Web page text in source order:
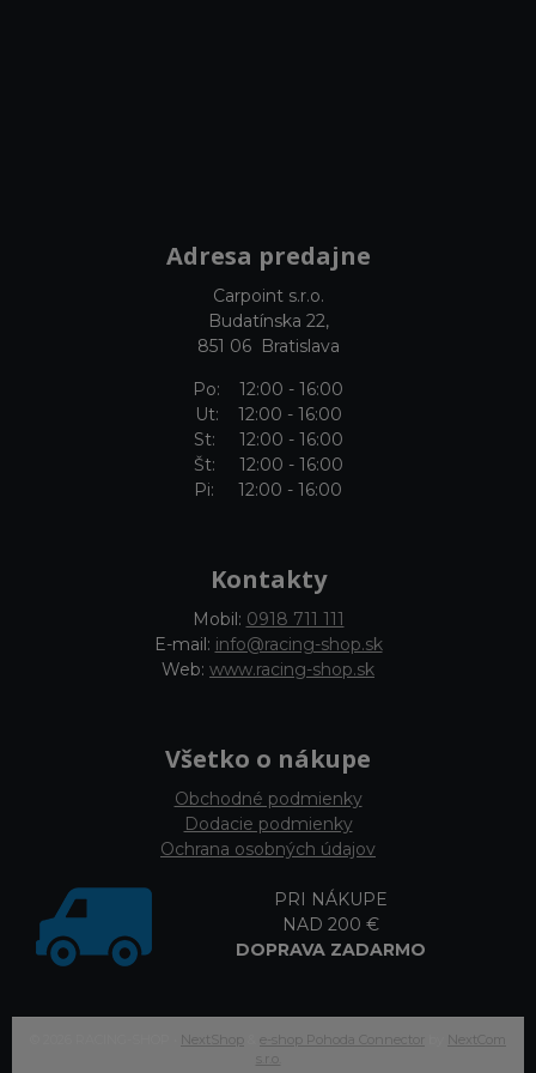
Adresa predajne
Carpoint s.r.o.
Budatínska 22,
851 06 Bratislava
Po: 12:00 - 16:00
Ut: 12:00 - 16:00
St: 12:00 - 16:00
Št: 12:00 - 16:00
Pi: 12:00 - 16:00
Kontakty
Mobil: 0918 711 111
E-mail: info@racing-shop.sk
Web: www.racing-shop.sk
Všetko o nákupe
Obchodné podmienky
Dodacie podmienky
Ochrana osobných údajov
PRI NÁKUPE
NAD 200 €
DOPRAVA ZADARMO
NextShop e-shop Pohoda Connector
NextCom